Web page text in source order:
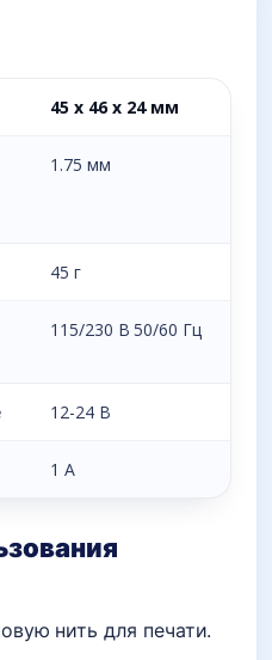
45 х 46 х 24 мм
1.75 мм
45 г
115/230 В 50/60 Гц
12-24 В
1 А
нить для печати.